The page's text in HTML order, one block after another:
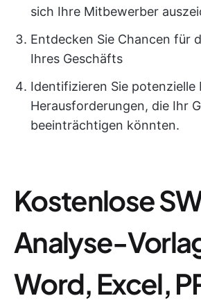
sich Ihre Mitbewerber
Entdecken Sie Chancen für
Ihres Geschäfts
Identifizieren Sie potenzielle
Herausforderungen, die Ihr
beeinträchtigen könnten.
Kostenlose
Analyse-
Word, Excel,